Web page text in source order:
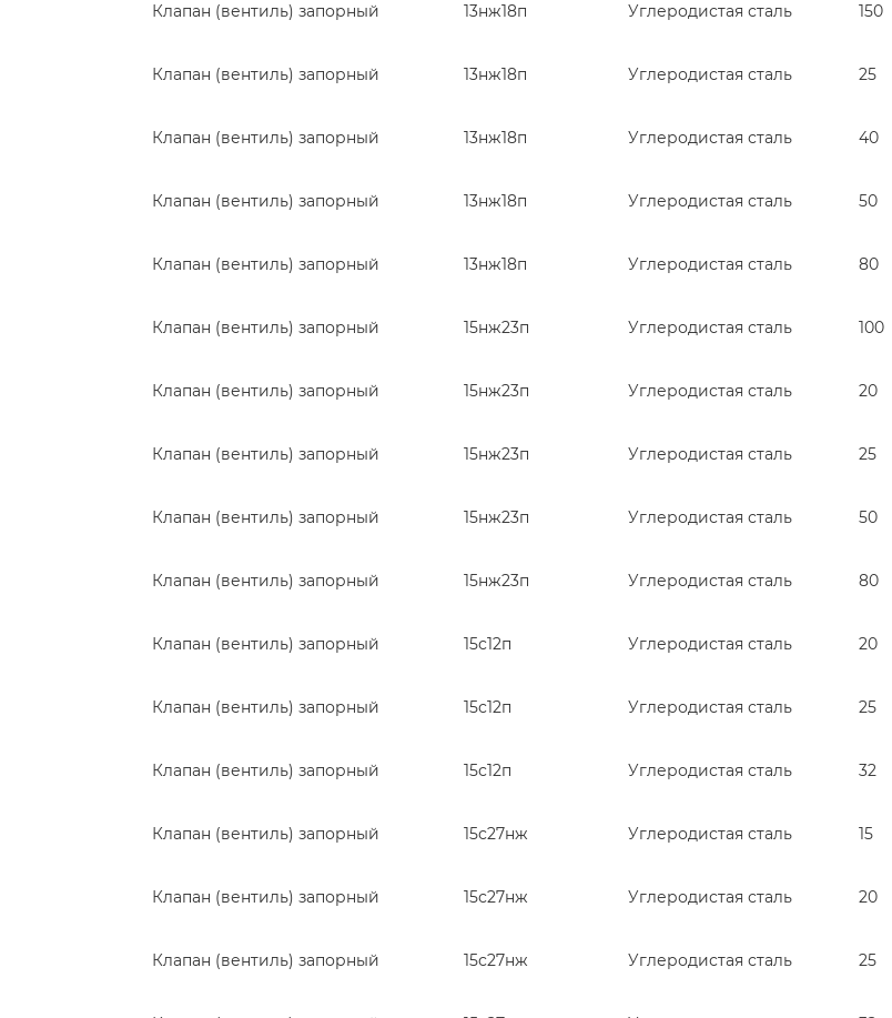
Клапан (вентиль) запорный 13нж18п Углеродистая сталь 150
Клапан (вентиль) запорный 13нж18п Углеродистая сталь 25
Клапан (вентиль) запорный 13нж18п Углеродистая сталь 40
Клапан (вентиль) запорный 13нж18п Углеродистая сталь 50
Клапан (вентиль) запорный 13нж18п Углеродистая сталь 80
Клапан (вентиль) запорный 15нж23п Углеродистая сталь 100
Клапан (вентиль) запорный 15нж23п Углеродистая сталь 20
Клапан (вентиль) запорный 15нж23п Углеродистая сталь 25
Клапан (вентиль) запорный 15нж23п Углеродистая сталь 50
Клапан (вентиль) запорный 15нж23п Углеродистая сталь 80
Клапан (вентиль) запорный 15с12п Углеродистая сталь 20
Клапан (вентиль) запорный 15с12п Углеродистая сталь 25
Клапан (вентиль) запорный 15с12п Углеродистая сталь 32
Клапан (вентиль) запорный 15с27нж Углеродистая сталь 15
Клапан (вентиль) запорный 15с27нж Углеродистая сталь 20
Клапан (вентиль) запорный 15с27нж Углеродистая сталь 25